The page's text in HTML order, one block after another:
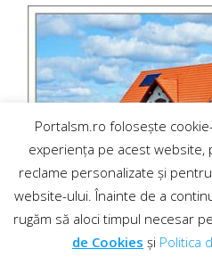
Portalsm.ro folosește
experiența pe acest
reclame personalizate și
website-ului. Înainte de a
rugăm să aloci timpul necesar
de Cookies și Politica